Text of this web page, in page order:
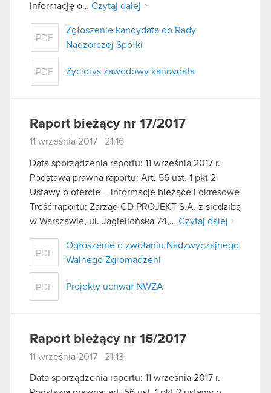
informację o… Czytaj dalej
PDF
Zgłoszenie kandydata do Rady
Nadzorczej Spółki
PDF Życiorys zawodowy kandydata
Raport bieżący nr 17/2017
11 września 2017 21:16
Data sporządzenia raportu: 11 września 2017 r.
Podstawa prawna raportu: Art. 56 ust. 1 pkt 2
Ustawy o ofercie – informacje bieżące i okresowe
Treść raportu: Zarząd CD PROJEKT S.A. z siedzibą
w Warszawie, ul. Jagiellońska 74,… Czytaj dalej
PDF
Ogłoszenie o zwołaniu Nadzwyczajnego
Walnego Zgromadzeni
PDF Projekty uchwał NWZA
Raport bieżący nr 16/2017
11 września 2017 21:13
Data sporządzenia raportu: 11 września 2017 r.